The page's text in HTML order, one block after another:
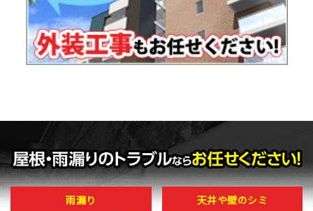
雨漏り 天井や壁のシミ